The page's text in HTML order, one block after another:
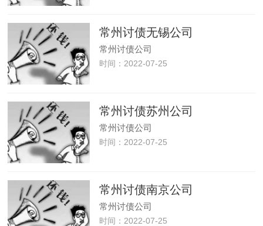
常州讨债无锡公司
常州讨债公司
时间：2022-07-25
常州讨债苏州公司
常州讨债公司
时间：2022-07-25
常州讨债南京公司
常州讨债公司
时间：2022-07-25